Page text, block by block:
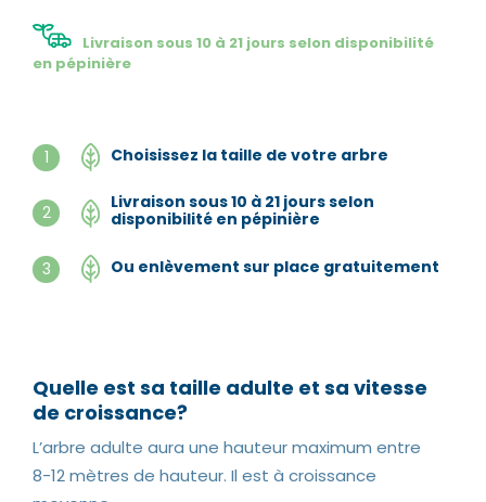
Livraison sous 10 à 21 jours selon disponibilité
en pépinière
1 Choisissez la taille de votre arbre
2
Livraison sous 10 à 21 jours selon
disponibilité en pépinière
3 Ou enlèvement sur place gratuitement
Quelle est sa taille adulte et sa vitesse
de croissance?
L’arbre adulte aura une hauteur maximum entre
8-12 mètres de hauteur. Il est à croissance